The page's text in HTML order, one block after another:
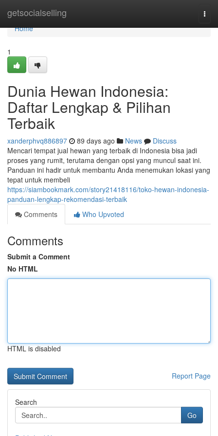
getsocialselling
Home
Home
1
Dunia Hewan Indonesia:
Daftar Lengkap & Pilihan
Terbaik
xanderphvq886897 89 days ago News
Discuss
Mencari tempat jual hewan yang terbaik di Indonesia bisa jadi
proses yang rumit, terutama dengan opsi yang muncul saat ini.
Panduan ini hadir untuk membantu Anda menemukan lokasi yang
tepat untuk membeli
https://siambookmark.com/story21418116/toko-hewan-indonesia-
panduan-lengkap-rekomendasi-terbaik
Comments
Who Upvoted
Comments
Submit a Comment
No HTML
HTML is disabled
Report Page
Search
Go